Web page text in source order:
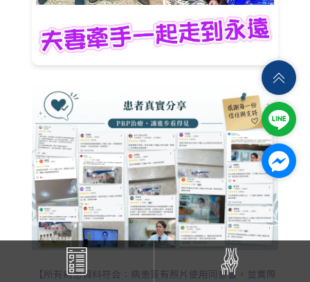
【所有病患資料符合：病患簽有照片使用同意書，並實際